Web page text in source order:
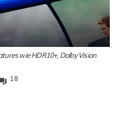
wie HDR10+, Dolby Vision
18